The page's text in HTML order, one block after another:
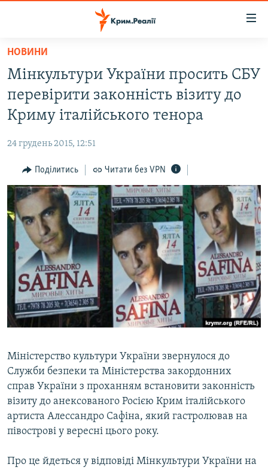
Перейти
основного
матеріалу
Перейти
до
основної
навігації
Перейти
до
пошуку
ВОДА.КРИМ
ВІДЕО ТА ФОТО
БЛОГИ
ПОГЛЯД
ІНТЕРВ'Ю
ВСЕ ЗА ДЕНЬ
СПЕЦПРОЕКТИ
ДЕПОРТАЦІЯ
ВІДЕОУРОКИ «ELIFBE»
СВІДЧЕННЯ ОКУПАЦІЇ
УКРАЇНСЬКА ПРОБЛЕМА КРИМУ
ЯК ОБІЙТИ БЛОКУВАННЯ
Русский
Qırımtatar
Усі сайти RFE/RL
НОВИНИ
Мінкультури України просить СБУ
перевірити законність візиту до
Криму італійського тенора
24 грудень 2015, 12:51
Поділитись Читати без VPN
Міністерство культури України звернулося до
Служби безпеки та Міністерства закордонних
справ України з проханням встановити законність
візиту до анексованого Росією Крим італійського
артиста Алессандро Сафіна, який гастролював на
півострові у вересні цього року.
Про це йдеться у відповіді Мінкультури України на